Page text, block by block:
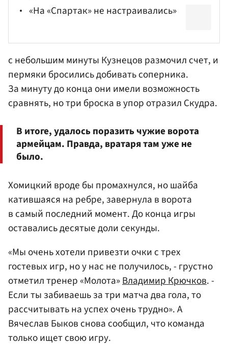
«На «Спартак» не настраивались»
с небольшим минуты Кузнецов размочил счет, и
пермяки бросились добивать соперника.
За минуту до конца они имели возможность
сравнять, но три броска в упор отразил Скудра.
В итоге, удалось поразить чужие ворота
армейцам. Правда, вратаря там уже не
было.
Хомицкий вроде бы промахнулся, но шайба
катившаяся на ребре, завернула в ворота
в самый последний момент. До конца игры
оставались десятые доли секунды.
«Мы очень хотели привезти очки с трех
гостевых игр, но у нас не получилось, - грустно
отметил тренер «Молота»Владимир Крючков. -
Если ты забиваешь за три матча два гола, то
рассчитывать на успех очень трудно». А
Вячеслав Быков снова сообщил, что команда
только ищет свою игру.